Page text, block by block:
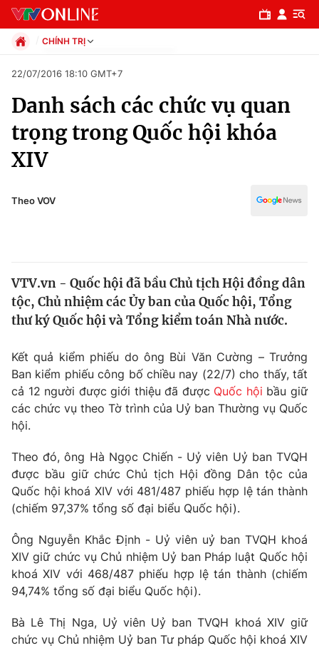
Chuyên mục
Chính trị
Thế giới
Thế giới đó đây
Câu chuyện quốc tế
Kinh tế
Tài chính
Thị trường
Góc doanh nghiệp
Dữ liệu và đời sống
Truyền hình
Phim VTV
Hậu trường
Nhân vật
Khán giả
Giải sao mai
Giải trí
Điện ảnh
Âm nhạc
Sao
Đời sống
Du lịch
Làm đẹp
Chất lượng cuộc sống
Giáo dục
Tuyển sinh
Học trực tuyến
Công nghệ
Hitech Công nghệ tương lai
Giao lưu trực tuyến
CHÍNH TRỊ
Xã hội
Pháp luật
Thể thao
Truyền hình
22/07/2016 18:10 GMT+7
Danh sách các chức vụ quan
trọng trong Quốc hội khóa
XIV
Theo VOV
VTV.vn - Quốc hội đã bầu Chủ tịch Hội đồng dân
tộc, Chủ nhiệm các Ủy ban của Quốc hội, Tổng
thư ký Quốc hội và Tổng kiểm toán Nhà nước.
Kết quả kiểm phiếu do ông Bùi Văn Cường – Trưởng
Ban kiểm phiếu công bố chiều nay (22/7) cho thấy, tất
cả 12 người được giới thiệu đã được Quốc hội bầu giữ
các chức vụ theo Tờ trình của Uỷ ban Thường vụ Quốc
hội.
Theo đó, ông Hà Ngọc Chiến - Uỷ viên Uỷ ban TVQH
được bầu giữ chức Chủ tịch Hội đồng Dân tộc của
Quốc hội khoá XIV với 481/487 phiếu hợp lệ tán thành
(chiếm 97,37% tổng số đại biểu Quốc hội).
Ông Nguyễn Khắc Định - Uỷ viên uỷ ban TVQH khoá
XIV giữ chức vụ Chủ nhiệm Uỷ ban Pháp luật Quốc hội
khoá XIV với 468/487 phiếu hợp lệ tán thành (chiếm
94,74% tổng số đại biểu Quốc hội).
Bà Lê Thị Nga, Uỷ viên Uỷ ban TVQH khoá XIV giữ
chức vụ Chủ nhiệm Uỷ ban Tư pháp Quốc hội khoá XIV